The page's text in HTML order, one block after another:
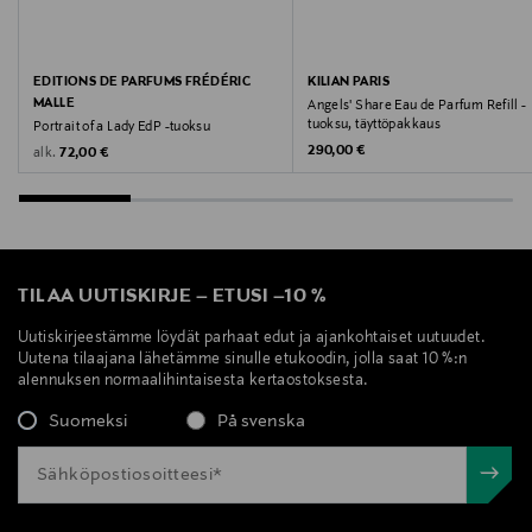
EDITIONS DE PARFUMS FRÉDÉRIC
MALLE
Portrait of a Lady EdP -tuoksu
alk. Original Price
72,00 €
KILIAN PARIS
Angels' Share Eau de Parfum Refill -
tuoksu, täyttöpakkaus
Original Price
290,00 €
TILAA UUTISKIRJE – ETUSI –10 %
Uutiskirjeestämme löydät parhaat edut ja ajankohtaiset uutuudet.
Uutena tilaajana lähetämme sinulle etukoodin, jolla saat 10 %:n
alennuksen normaalihintaisesta kertaostoksesta.
Suomeksi På svenska